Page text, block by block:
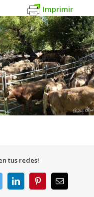
Imprimir
tus redes!
LinkedInPinterestCorreo
electrónico